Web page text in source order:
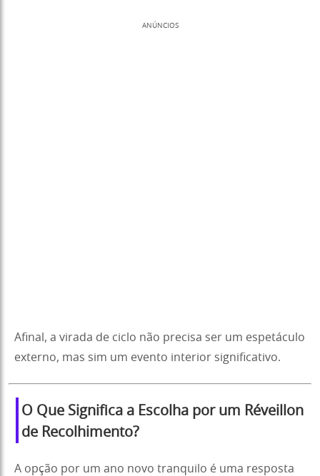
ANÚNCIOS
Afinal, a virada de ciclo não precisa ser um espetáculo
externo, mas sim um evento interior significativo.
O Que Significa a Escolha por um Réveillon
de Recolhimento?
A opção por um ano novo tranquilo é uma resposta